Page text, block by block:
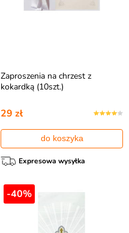
Zaproszenia na chrzest z
kokardką (10szt.)
29 zł
do koszyka
Expresowa wysyłka
-40%